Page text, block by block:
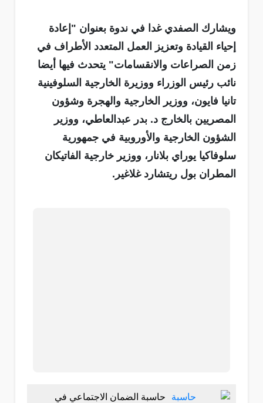
ويشارك الصفدي غدا في ندوة بعنوان "إعادة
إحياء القيادة وتعزيز العمل المتعدد الأطراف في
زمن الصراعات والانقسامات" يتحدث فيها أيضا
نائب رئيس الوزراء ووزيرة الخارجية السلوفينية
تانيا فايون، ووزير الخارجية والهجرة وشؤون
المصريين بالخارج د. بدر عبدالعاطي، ووزير
الشؤون الخارجية والأوروبية في جمهورية
سلوفاكيا يوراي بلانار، ووزير خارجية الفاتيكان
المطران بول ريتشارد غلاغير.
حاسبة الضمان الاجتماعي في